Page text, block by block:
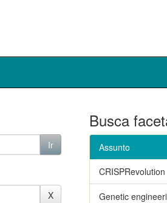
Busca
Assunto
CRISPRevolution
Genetic